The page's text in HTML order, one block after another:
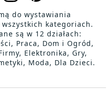
do wystawiania
wszystkich kategoriach.
są w 12 działach:
Praca, Dom i Ogród,
Elektronika, Gry,
Moda, Dla Dzieci.